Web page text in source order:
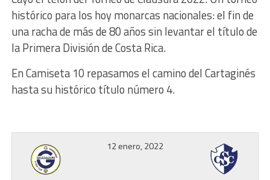
histórico para los hoy monarcas nacionales: el fin de
una racha de más de 80 años sin levantar el título de
la Primera División de Costa Rica.
En Camiseta 10 repasamos el camino del Cartaginés
hasta su histórico título número 4.
12 enero, 2022